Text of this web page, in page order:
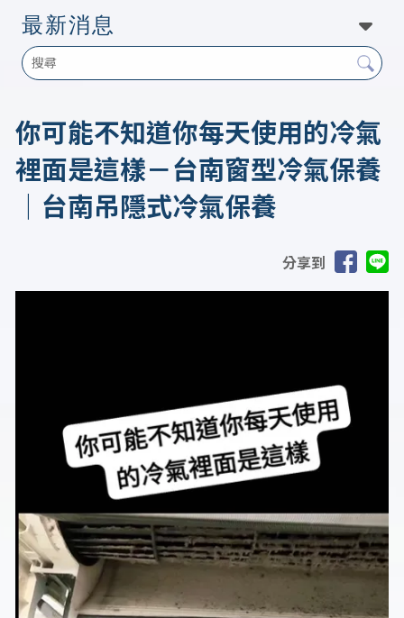
最新消息
你可能不知道你每天使用的冷氣
裡面是這樣－台南窗型冷氣保養
｜台南吊隱式冷氣保養
分享到